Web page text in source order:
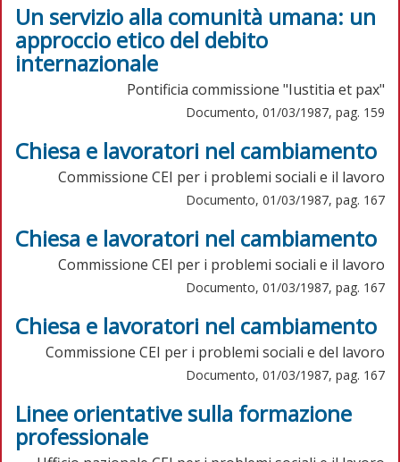
Un servizio alla comunità umana: un
approccio etico del debito
internazionale
Pontificia commissione "Iustitia et pax"
Documento, 01/03/1987, pag. 159
Chiesa e lavoratori nel cambiamento
Commissione CEI per i problemi sociali e il lavoro
Documento, 01/03/1987, pag. 167
Chiesa e lavoratori nel cambiamento
Commissione CEI per i problemi sociali e il lavoro
Documento, 01/03/1987, pag. 167
Chiesa e lavoratori nel cambiamento
Commissione CEI per i problemi sociali e del lavoro
Documento, 01/03/1987, pag. 167
Linee orientative sulla formazione
professionale